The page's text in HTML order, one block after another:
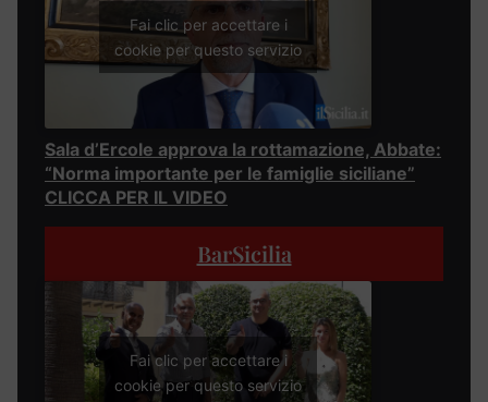
Fai clic per accettare i
cookie per questo servizio
Sala d’Ercole approva la rottamazione, Abbate:
“Norma importante per le famiglie siciliane”
CLICCA PER IL VIDEO
BarSicilia
Fai clic per accettare i
cookie per questo servizio